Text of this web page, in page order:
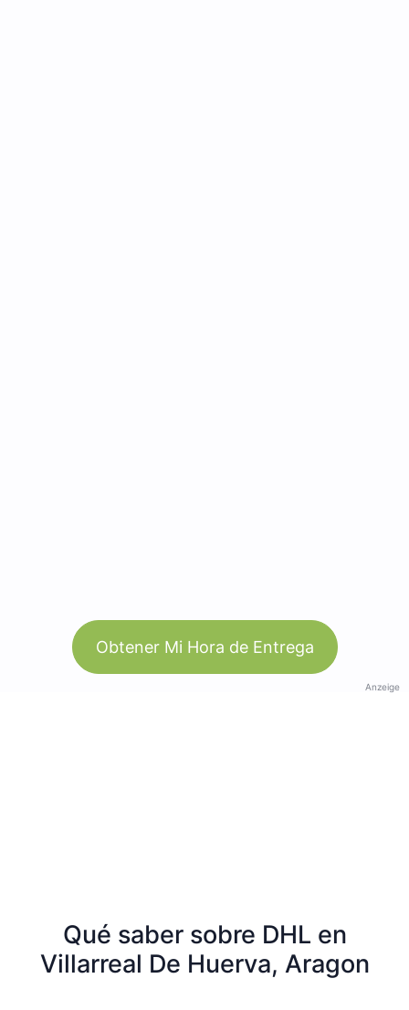
Obtener Mi Hora de Entrega
Anzeige
Qué saber sobre DHL en
Villarreal De Huerva, Aragon